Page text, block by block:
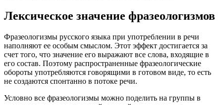
Лексическое значение фразеологизмов
Фразеологизмы русского языка при употреблении в речи
наполняют ее особым смыслом. Этот эффект достигается за
счет того, что значение его выражают все слова, входящие в
его состав. Поэтому распространенные фразеологические
обороты употребляются говорящими в готовом виде, то есть
не создаются спонтанно в потоке речи.
Условно все фразеологизмы можно поделить на группы в